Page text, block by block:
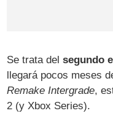
Se trata delsegundo
llegará pocos meses
Remake Intergrade,
2 (y Xbox Series).